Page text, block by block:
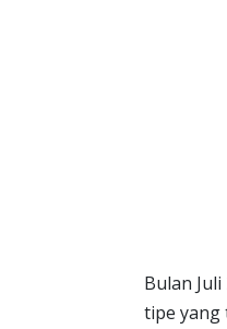
Bulan
tipe yang